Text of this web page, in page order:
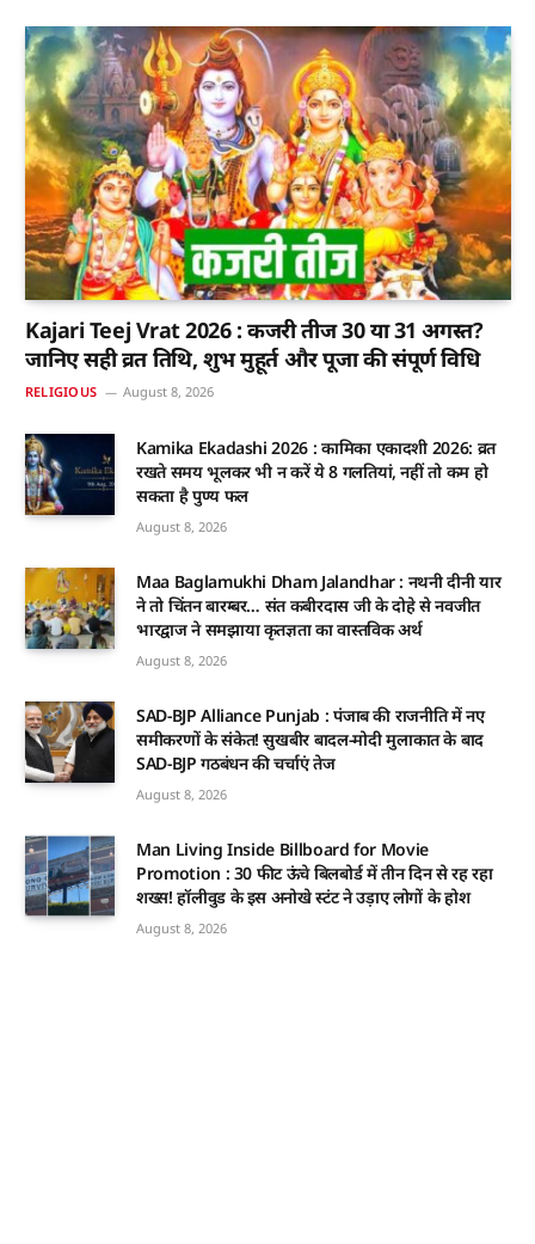
Kajari Teej Vrat 2026 : कजरी तीज 30 या 31 अगस्त?
जानिए सही व्रत तिथि, शुभ मुहूर्त और पूजा की संपूर्ण विधि
RELIGIOUS August 8, 2026
Kamika Ekadashi 2026 : कामिका एकादशी 2026: व्रत
रखते समय भूलकर भी न करें ये 8 गलतियां, नहीं तो कम हो
सकता है पुण्य फल
August 8, 2026
Maa Baglamukhi Dham Jalandhar : नथनी दीनी यार
ने तो चिंतन बारम्बर… संत कबीरदास जी के दोहे से नवजीत
भारद्वाज ने समझाया कृतज्ञता का वास्तविक अर्थ
August 8, 2026
SAD-BJP Alliance Punjab : पंजाब की राजनीति में नए
समीकरणों के संकेत! सुखबीर बादल-मोदी मुलाकात के बाद
SAD-BJP गठबंधन की चर्चाएं तेज
August 8, 2026
Man Living Inside Billboard for Movie
Promotion : 30 फीट ऊंचे बिलबोर्ड में तीन दिन से रह रहा
शख्स! हॉलीवुड के इस अनोखे स्टंट ने उड़ाए लोगों के होश
August 8, 2026